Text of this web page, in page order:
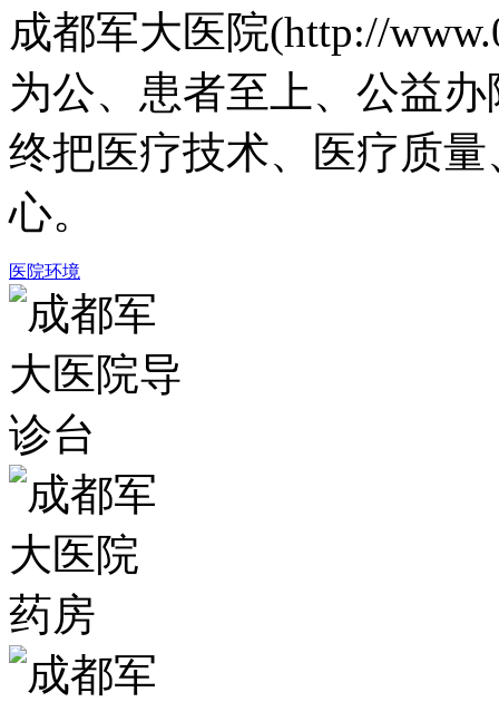
成都军大医院(http://
为公、患者至上、公益
终把医疗技术、医疗质
心。
医院环境